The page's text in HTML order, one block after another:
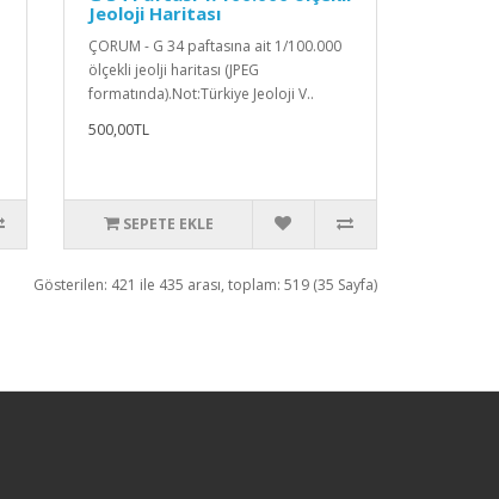
Jeoloji Haritası
ÇORUM - G 34 paftasına ait 1/100.000
ölçekli jeolji haritası (JPEG
formatında).Not:Türkiye Jeoloji V..
500,00TL
SEPETE EKLE
Gösterilen: 421 ile 435 arası, toplam: 519 (35 Sayfa)